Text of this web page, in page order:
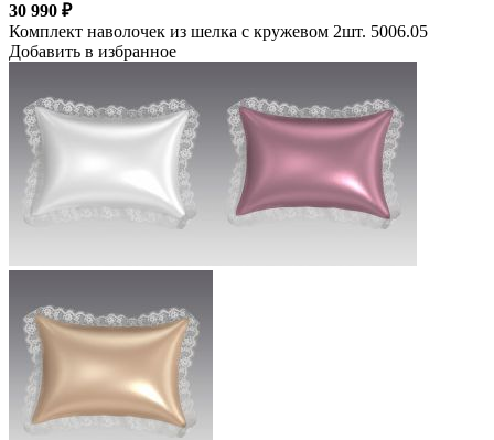
30 990 ₽
Комплект наволочек из шелка с кружевом 2шт. 5006.05
Добавить в избранное